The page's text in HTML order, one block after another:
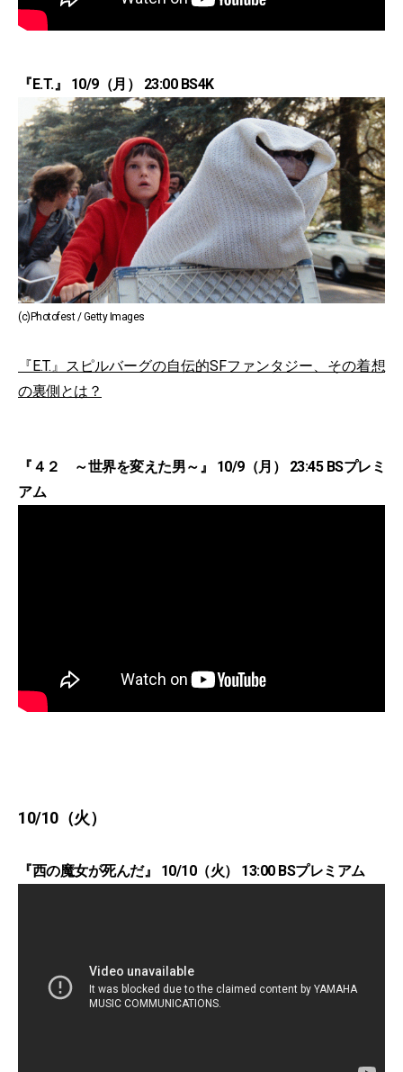
『E.T.』 10/9（月） 23:00 BS4K
(c)Photofest / Getty Images
『E.T.』スピルバーグの自伝的SFファンタジー、その着想
の裏側とは？
『４２ ～世界を変えた男～』 10/9（月） 23:45 BSプレミ
アム
10/10（火）
『西の魔女が死んだ』 10/10（火） 13:00 BSプレミアム